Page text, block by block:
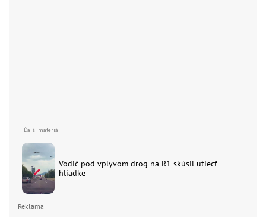
Vodič pod vplyvom drog na R1 skúsil utiecť
hliadke
Reklama